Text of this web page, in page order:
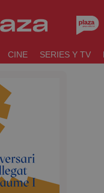
CINE SERIES Y TV